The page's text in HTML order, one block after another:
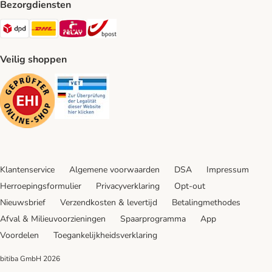
Bezorgdiensten
Dpd Shipping Method
DHL Shipping Method
Mondial Relay Shipping Method
Veilig shoppen
Security
Klantenservice Algemene voorwaarden DSA
Impressum
Herroepingsformulier
Privacyverklaring
Opt-out
Nieuwsbrief
Verzendkosten & levertijd
Betalingmethodes
Afval & Milieuvoorzieningen
Spaarprogramma
App
Voordelen
Toegankelijkheidsverklaring
bitiba GmbH 2026